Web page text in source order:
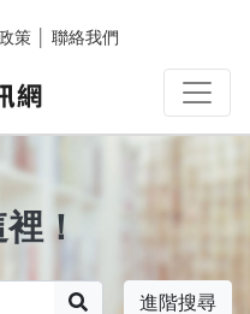
策 聯絡我們
！
進階搜尋